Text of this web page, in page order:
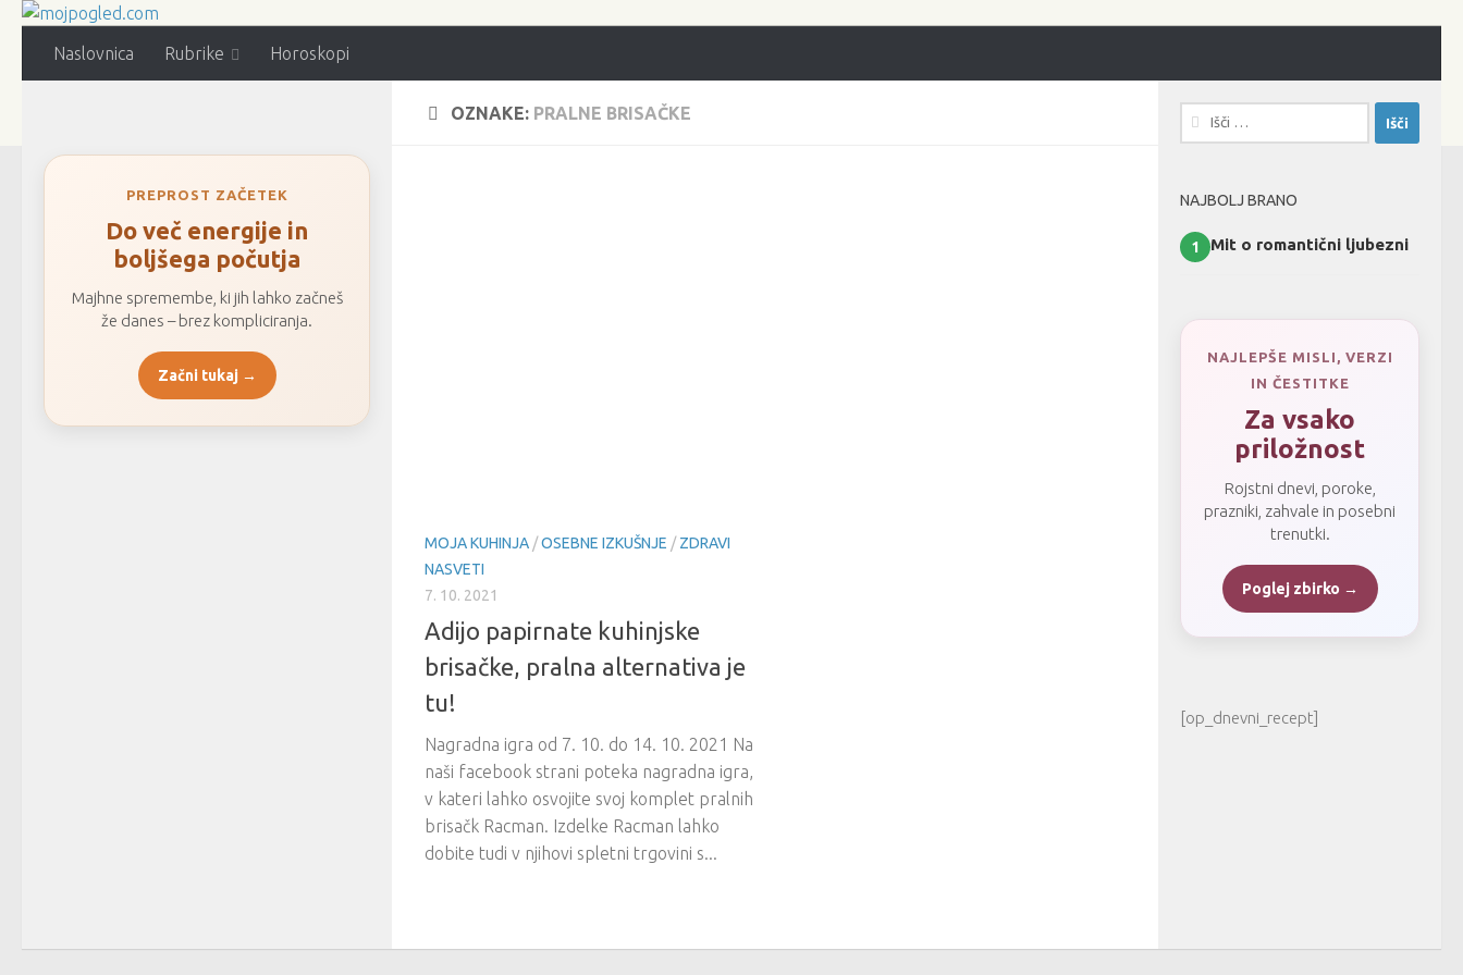
Naslovnica Rubrike Horoskopi
OZNAKE: PRALNE BRISAČKE
MOJA KUHINJA /OSEBNE IZKUŠNJE /ZDRAVI
NASVETI
7. 10. 2021
Adijo papirnate kuhinjske
brisačke, pralna alternativa je
tu!
Nagradna igra od 7. 10. do 14. 10. 2021 Na
naši facebook strani poteka nagradna igra,
v kateri lahko osvojite svoj komplet pralnih
brisačk Racman. Izdelke Racman lahko
dobite tudi v njihovi spletni trgovini s...
PREPROST ZAČETEK
Do več energije in
boljšega počutja
Majhne spremembe, ki jih lahko začneš
že danes – brez kompliciranja.
Začni tukaj →
Išči:
NAJBOLJ BRANO
1 Mit o romantični ljubezni
NAJLEPŠE MISLI, VERZI
IN ČESTITKE
Za vsako
priložnost
Rojstni dnevi, poroke,
prazniki, zahvale in posebni
trenutki.
Poglej zbirko →
[op_dnevni_recept]